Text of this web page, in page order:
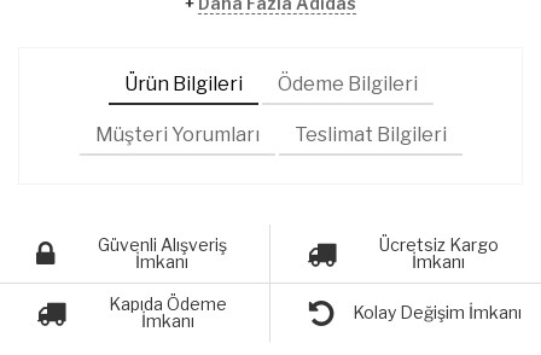
Ürün Bilgileri Ödeme Bilgileri
Müşteri Yorumları Teslimat Bilgileri
Güvenli Alışveriş
İmkanı
Ücretsiz Kargo
İmkanı
Kapıda Ödeme
İmkanı
Kolay Değişim İmkanı